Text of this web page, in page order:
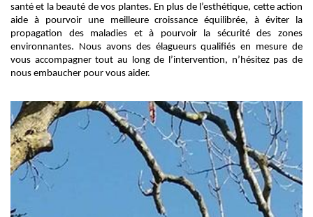
santé et la beauté de vos plantes. En plus de l’esthétique, cette action
aide à pourvoir une meilleure croissance équilibrée, à éviter la
propagation des maladies et à pourvoir la sécurité des zones
environnantes. Nous avons des élagueurs qualifiés en mesure de
vous accompagner tout au long de l’intervention, n’hésitez pas de
nous embaucher pour vous aider.